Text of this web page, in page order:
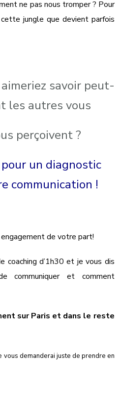
ne pas nous tromper ? Pour
jungle que devient parfois
savoir peut-
les autres vous
perçoivent ?
un diagnostic
communication !
de votre part!
coaching d’1h30 et je vous dis
communiquer et comment
sur Paris et dans le reste
vous demanderai juste de prendre en